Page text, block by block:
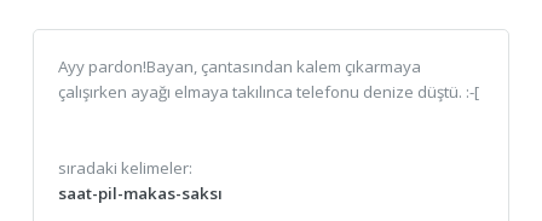
Ayy pardon!Bayan, çantasından kalem çıkarmaya
çalışırken ayağı elmaya takılınca telefonu denize düştü. :-[
sıradaki kelimeler:
saat-pil-makas-saksı